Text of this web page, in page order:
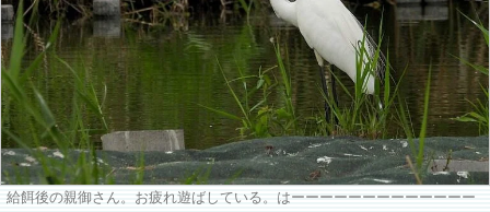
給餌後の親御さん。お疲れ遊ばしている。はーーーーーーーーーーーーー